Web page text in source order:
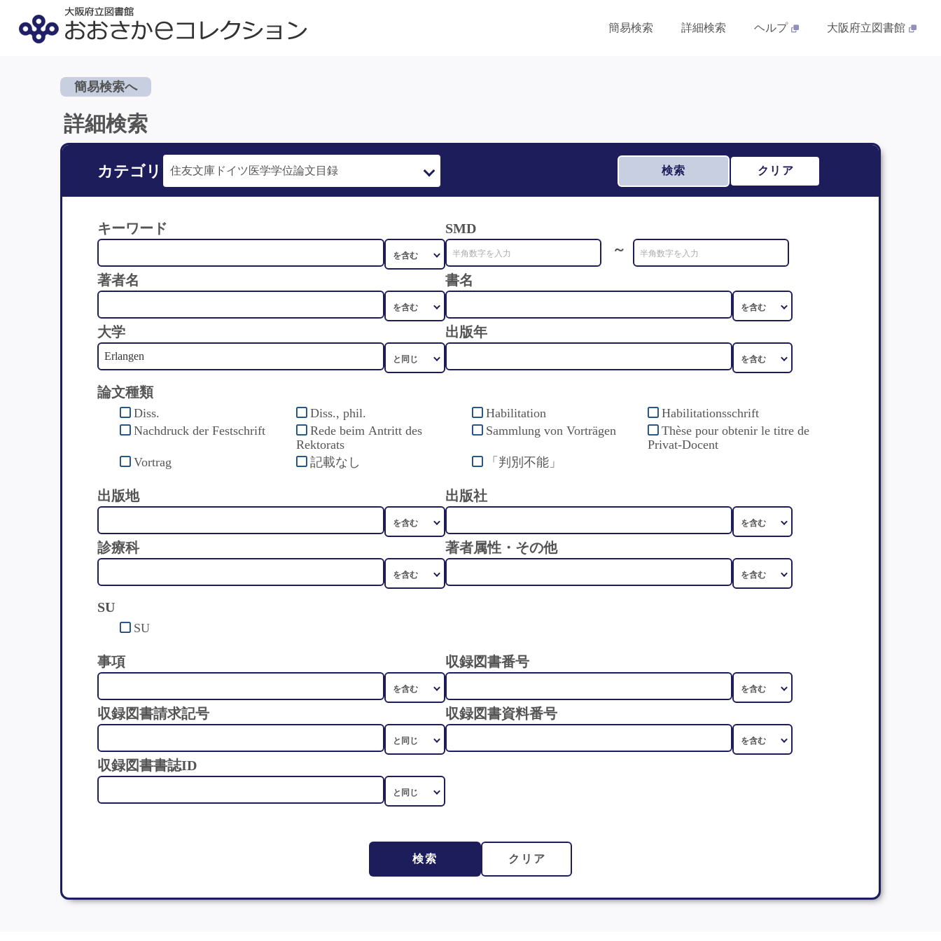
簡易検索 詳細検索 ヘルプ 大阪府立図書館
簡易検索へ
詳細検索
カテゴリ 検索 クリア
キーワード
SMD
～
著者名
書名
大学 出版年
論文種類
Diss. Diss., phil. Habilitation
Habilitationsschrift
Nachdruck der Festschrift
Rede beim Antritt des
Rektorats
Sammlung von Vorträgen
Thèse pour obtenir le titre de
Privat-Docent
Vortrag
記載なし 「判別不能」
出版地 出版社
診療科 著者属性・その他
SU
SU
事項 収録図書番号
収録図書請求記号 収録図書資料番号
収録図書書誌ID
検索 クリア